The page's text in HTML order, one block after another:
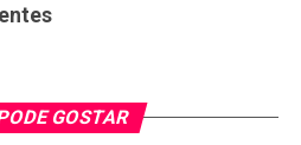
GOSTAR